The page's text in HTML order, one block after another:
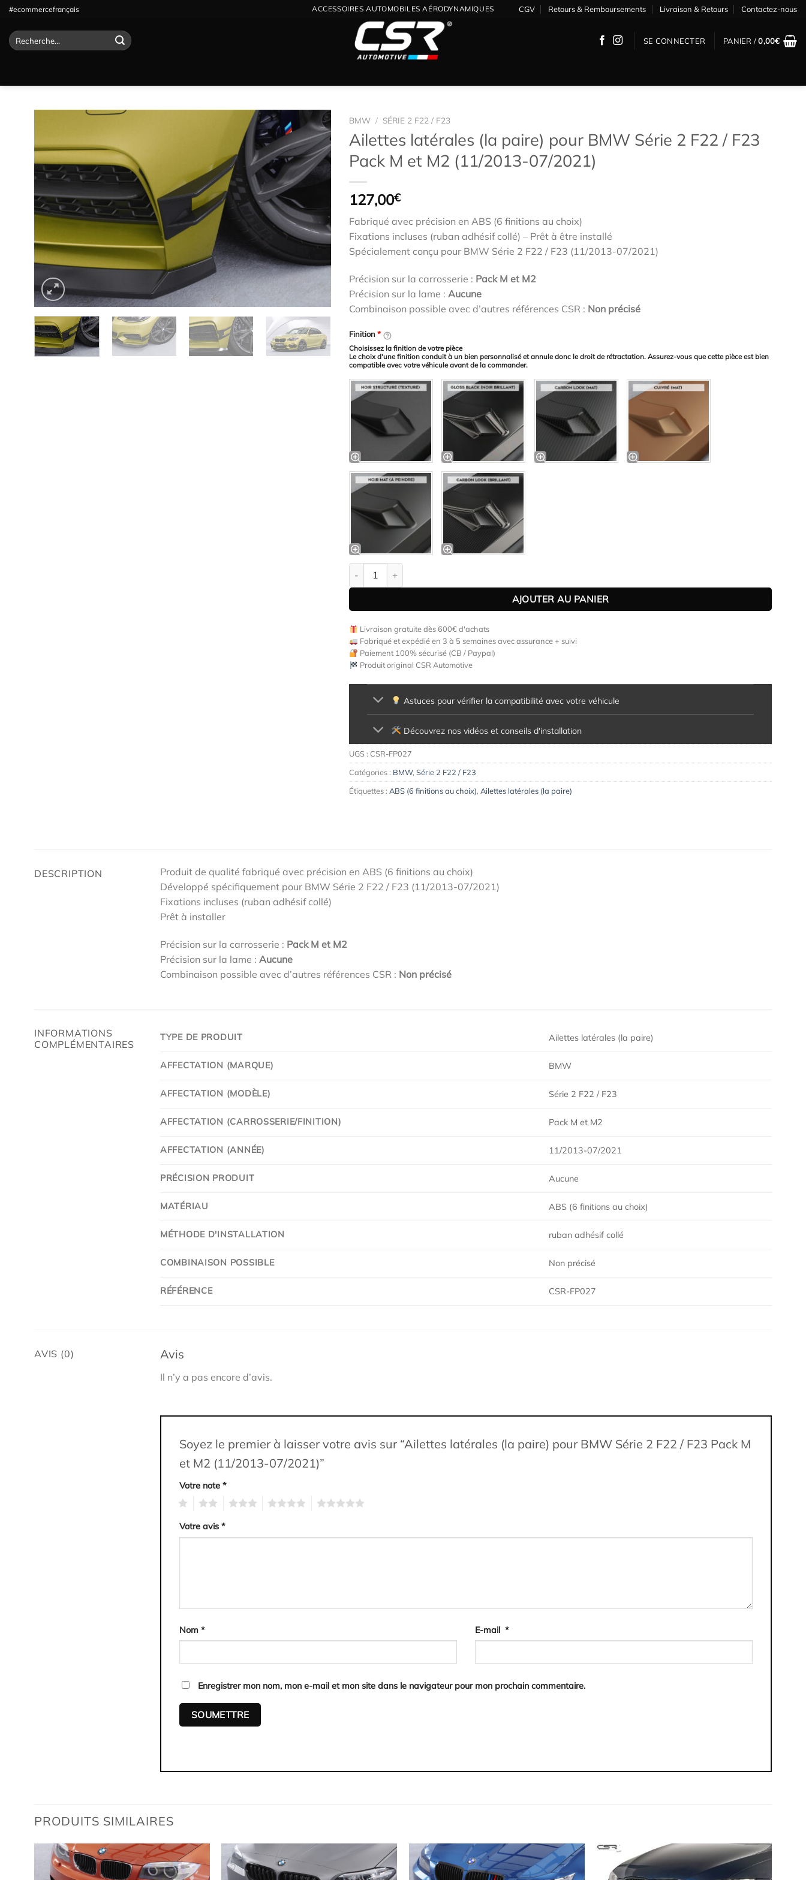
Passer
contenu
#ecommercefrançais ACCESSOIRES AUTOMOBILES AÉRODYNAMIQUES CGV Retours & Remboursements Livraison & Retours Contactez-nous
Recherche
pour :
SE CONNECTER PANIER /0,00€
Ajouter
à la
BMW / SÉRIE 2 F22 / F23
Ailettes latérales (la paire) pour BMW Série 2 F22 / F23
Pack M et M2 (11/2013-07/2021)
127,00€
Fabriqué avec précision en ABS (6 finitions au choix)
Fixations incluses (ruban adhésif collé) – Prêt à être installé
Spécialement conçu pour BMW Série 2 F22 / F23 (11/2013-07/2021)
Précision sur la carrosserie : Pack M et M2
Précision sur la lame : Aucune
Combinaison possible avec d’autres références CSR : Non précisé
Finition*
Choisissez la finition de votre pièce
Le choix d'une finition conduit à un bien personnalisé et annule donc le droit de rétractation. Assurez-vous que cette pièce est bien
compatible avec votre véhicule avant de la commander.
quantité de Ailettes latérales (la paire) pour BMW Série 2 F22 / F23 Pack M et M2 (11/2013-07/2021)
AJOUTER AU PANIER
Livraison gratuite dès 600€ d'achats
Fabriqué et expédié en 3 à 5 semaines avec assurance + suivi
Paiement 100% sécurisé (CB / Paypal)
Produit original CSR Automotive
Astuces pour vérifier la compatibilité avec votre véhicule
Découvrez nos vidéos et conseils d'installation
UGS : CSR-FP027
Catégories : BMW, Série 2 F22 / F23
Étiquettes : ABS (6 finitions au choix), Ailettes latérales (la paire)
DESCRIPTION
Produit de qualité fabriqué avec précision en ABS (6 finitions au choix)
Développé spécifiquement pour BMW Série 2 F22 / F23 (11/2013-07/2021)
Fixations incluses (ruban adhésif collé)
Prêt à installer
Précision sur la carrosserie : Pack M et M2
Précision sur la lame : Aucune
Combinaison possible avec d’autres références CSR : Non précisé
INFORMATIONS
COMPLÉMENTAIRES
TYPE DE PRODUIT Ailettes latérales (la paire)
AFFECTATION (MARQUE) BMW
AFFECTATION (MODÈLE) Série 2 F22 / F23
AFFECTATION (CARROSSERIE/FINITION) Pack M et M2
AFFECTATION (ANNÉE) 11/2013-07/2021
PRÉCISION PRODUIT Aucune
MATÉRIAU ABS (6 finitions au choix)
MÉTHODE D'INSTALLATION ruban adhésif collé
COMBINAISON POSSIBLE Non précisé
RÉFÉRENCE CSR-FP027
AVIS (0) Avis
Il n’y a pas encore d’avis.
Soyez le premier à laisser votre avis sur “Ailettes latérales (la paire) pour BMW Série 2 F22 / F23 Pack M
et M2 (11/2013-07/2021)”
Votre note *
Votre avis *
Nom * E-mail *
Enregistrer mon nom, mon e-mail et mon site dans le navigateur pour mon prochain commentaire.
PRODUITS SIMILAIRES